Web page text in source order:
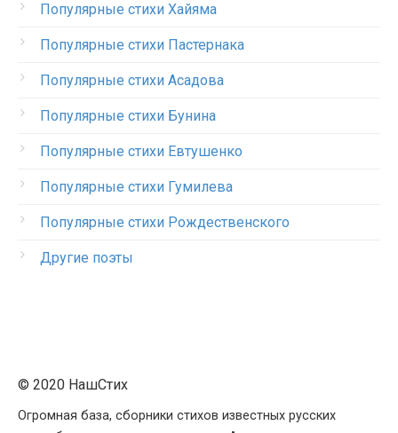
Популярные стихи Хайяма
Популярные стихи Пастернака
Популярные стихи Асадова
Популярные стихи Бунина
Популярные стихи Евтушенко
Популярные стихи Гумилева
Популярные стихи Рождественского
Другие поэты
© 2020 НашСтих
Огромная база, сборники стихов известных русских